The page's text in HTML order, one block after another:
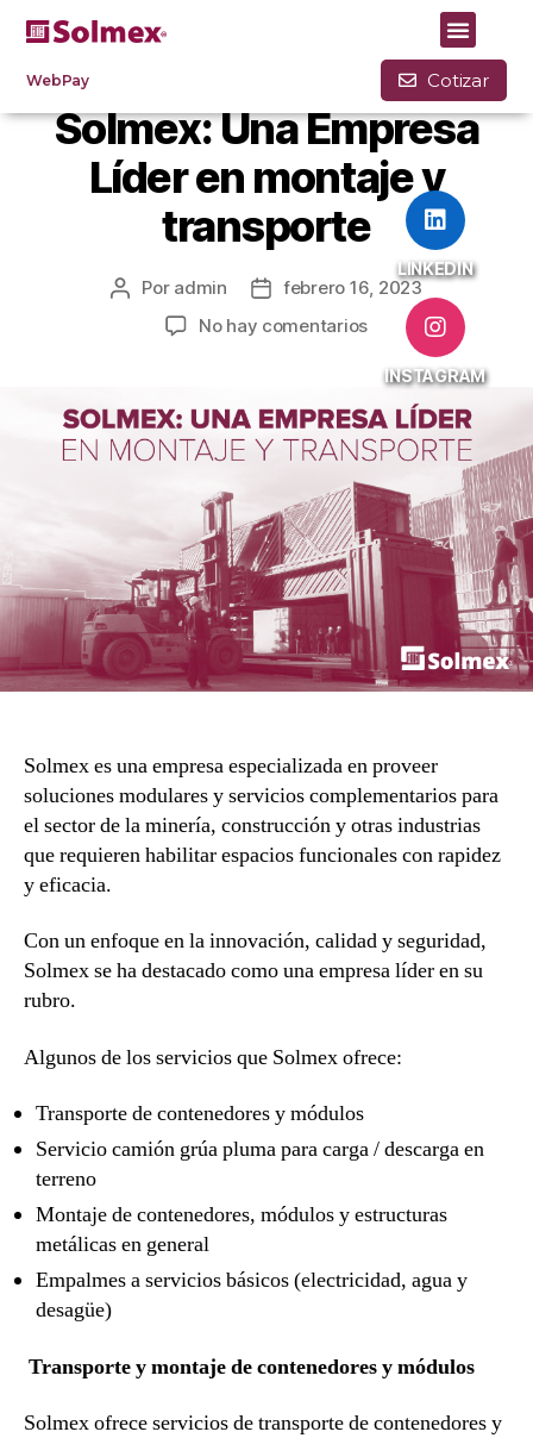
WebPay Cotizar
Solmex: Una Empresa
Líder en montaje y
transporte
Por admin
febrero 16, 2023
No hay comentarios
Solmex es una empresa especializada en proveer
soluciones modulares y servicios complementarios para
el sector de la minería, construcción y otras industrias
que requieren habilitar espacios funcionales con rapidez
y eficacia.
Con un enfoque en la innovación, calidad y seguridad,
Solmex se ha destacado como una empresa líder en su
rubro.
Algunos de los servicios que Solmex ofrece:
Transporte de contenedores y módulos
Servicio camión grúa pluma para carga / descarga en
terreno
Montaje de contenedores, módulos y estructuras
metálicas en general
Empalmes a servicios básicos (electricidad, agua y
desagüe)
Transporte y montaje de contenedores y módulos
Solmex ofrece servicios de transporte de contenedores y
LINKEDIN
INSTAGRAM